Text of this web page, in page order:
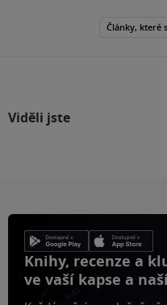
Články, které
Viděli jste
Knihy, recenze a
ve vaší kapse a